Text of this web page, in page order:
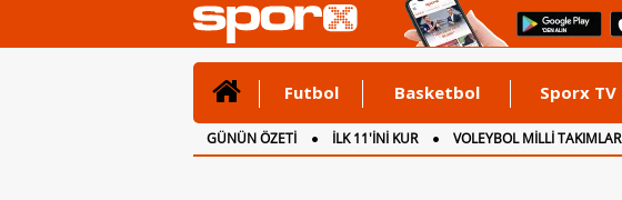
Futbol Basketbol Sporx TV
GÜNÜN ÖZETİ İLK 11'İNİ KUR VOLEYBOL MİLLİ TAKIMLAR
CANLI ANLATIM
İNGİLTERE